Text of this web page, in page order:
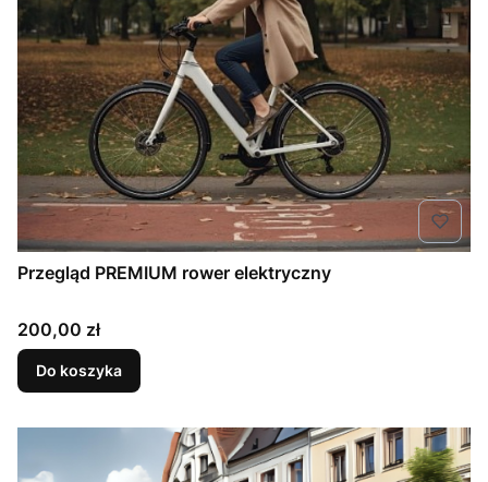
Przegląd PREMIUM rower elektryczny
Cena
200,00 zł
Do koszyka